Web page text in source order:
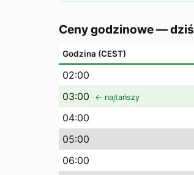
Ceny godzinowe — dziś
Godzina (CEST)
02:00
03:00 ← najtańszy
04:00
05:00
06:00